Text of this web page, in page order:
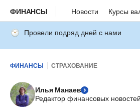
ФИНАНСЫ Новости Курсы
Провели подряд дней с нами
ФИНАНСЫ СТРАХОВАНИЕ
Илья Манаев
Редактор финансовых новостей